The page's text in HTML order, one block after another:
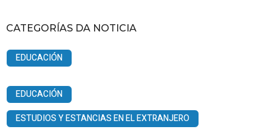
CATEGORÍAS DA NOTICIA
EDUCACIÓN
EDUCACIÓN
ESTUDIOS Y ESTANCIAS EN EL EXTRANJERO